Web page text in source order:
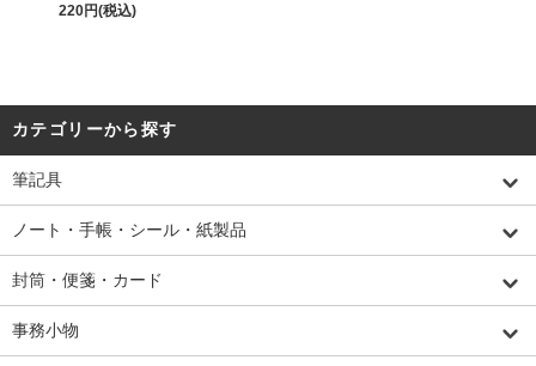
220円(税込)
カテゴリーから探す
筆記具
ノート・手帳・シール・紙製品
封筒・便箋・カード
事務小物